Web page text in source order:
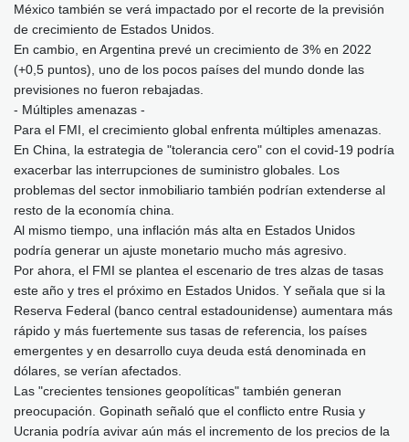
México también se verá impactado por el recorte de la previsión
de crecimiento de Estados Unidos.
En cambio, en Argentina prevé un crecimiento de 3% en 2022
(+0,5 puntos), uno de los pocos países del mundo donde las
previsiones no fueron rebajadas.
- Múltiples amenazas -
Para el FMI, el crecimiento global enfrenta múltiples amenazas.
En China, la estrategia de "tolerancia cero" con el covid-19 podría
exacerbar las interrupciones de suministro globales. Los
problemas del sector inmobiliario también podrían extenderse al
resto de la economía china.
Al mismo tiempo, una inflación más alta en Estados Unidos
podría generar un ajuste monetario mucho más agresivo.
Por ahora, el FMI se plantea el escenario de tres alzas de tasas
este año y tres el próximo en Estados Unidos. Y señala que si la
Reserva Federal (banco central estadounidense) aumentara más
rápido y más fuertemente sus tasas de referencia, los países
emergentes y en desarrollo cuya deuda está denominada en
dólares, se verían afectados.
Las "crecientes tensiones geopolíticas" también generan
preocupación. Gopinath señaló que el conflicto entre Rusia y
Ucrania podría avivar aún más el incremento de los precios de la